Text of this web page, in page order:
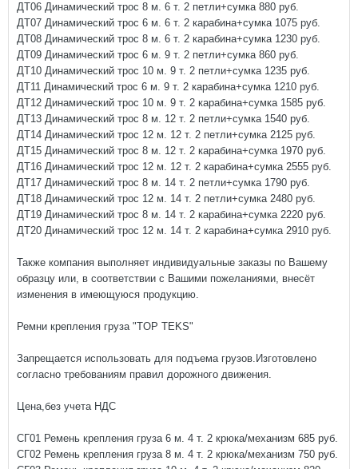
ДТ06 Динамический трос 8 м. 6 т. 2 петли+сумка 880 руб.
ДТ07 Динамический трос 6 м. 6 т. 2 карабина+сумка 1075 руб.
ДТ08 Динамический трос 8 м. 6 т. 2 карабина+сумка 1230 руб.
ДТ09 Динамический трос 6 м. 9 т. 2 петли+сумка 860 руб.
ДТ10 Динамический трос 10 м. 9 т. 2 петли+сумка 1235 руб.
ДТ11 Динамический трос 6 м. 9 т. 2 карабина+сумка 1210 руб.
ДТ12 Динамический трос 10 м. 9 т. 2 карабина+сумка 1585 руб.
ДТ13 Динамический трос 8 м. 12 т. 2 петли+сумка 1540 руб.
ДТ14 Динамический трос 12 м. 12 т. 2 петли+сумка 2125 руб.
ДТ15 Динамический трос 8 м. 12 т. 2 карабина+сумка 1970 руб.
ДТ16 Динамический трос 12 м. 12 т. 2 карабина+сумка 2555 руб.
ДТ17 Динамический трос 8 м. 14 т. 2 петли+сумка 1790 руб.
ДТ18 Динамический трос 12 м. 14 т. 2 петли+сумка 2480 руб.
ДТ19 Динамический трос 8 м. 14 т. 2 карабина+сумка 2220 руб.
ДТ20 Динамический трос 12 м. 14 т. 2 карабина+сумка 2910 руб.
Также компания выполняет индивидуальные заказы по Вашему
образцу или, в соответствии с Вашими пожеланиями, внесёт
изменения в имеющуюся продукцию.
Ремни крепления груза "TOP TEKS"
Запрещается использовать для подъема грузов.Изготовлено
согласно требованиям правил дорожного движения.
Цена,без учета НДС
СГ01 Ремень крепления груза 6 м. 4 т. 2 крюка/механизм 685 руб.
СГ02 Ремень крепления груза 8 м. 4 т. 2 крюка/механизм 750 руб.